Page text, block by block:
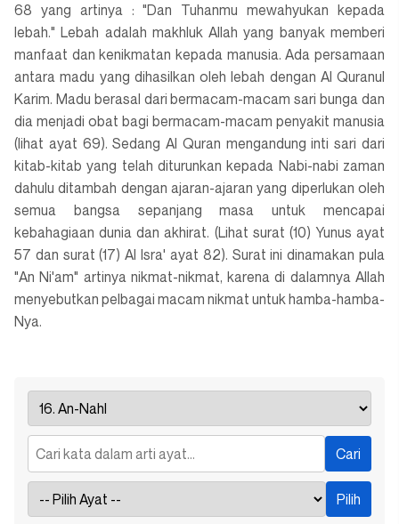
68 yang artinya : "Dan Tuhanmu mewahyukan kepada
lebah." Lebah adalah makhluk Allah yang banyak memberi
manfaat dan kenikmatan kepada manusia. Ada persamaan
antara madu yang dihasilkan oleh lebah dengan Al Quranul
Karim. Madu berasal dari bermacam-macam sari bunga dan
dia menjadi obat bagi bermacam-macam penyakit manusia
(lihat ayat 69). Sedang Al Quran mengandung inti sari dari
kitab-kitab yang telah diturunkan kepada Nabi-nabi zaman
dahulu ditambah dengan ajaran-ajaran yang diperlukan oleh
semua bangsa sepanjang masa untuk mencapai
kebahagiaan dunia dan akhirat. (Lihat surat (10) Yunus ayat
57 dan surat (17) Al Isra' ayat 82). Surat ini dinamakan pula
"An Ni'am" artinya nikmat-nikmat, karena di dalamnya Allah
menyebutkan pelbagai macam nikmat untuk hamba-hamba-
Nya.